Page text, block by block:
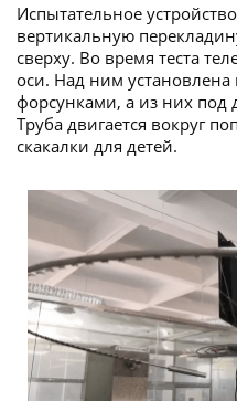
Испытательное
вертикальную
сверху. Во время теста
оси. Над ним установлена
форсунками, а из них под
Труба двигается вокруг
скакалки для детей.